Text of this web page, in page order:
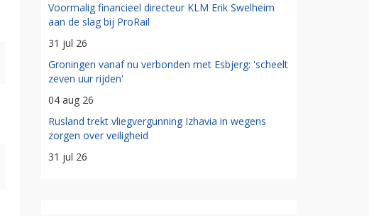
Voormalig financieel directeur KLM Erik Swelheim
aan de slag bij ProRail
31 jul 26
Groningen vanaf nu verbonden met Esbjerg: 'scheelt
zeven uur rijden'
04 aug 26
Rusland trekt vliegvergunning Izhavia in wegens
zorgen over veiligheid
31 jul 26